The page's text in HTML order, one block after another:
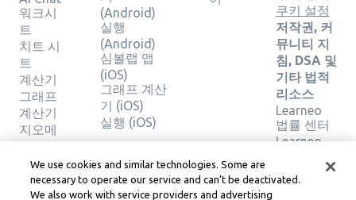
워크시
트
치트 시
트
계산기
그래프
계산기
지오메
트리 계
산기
솔루션
확인
(Android)
실행
(Android)
심볼랩 앱
(iOS)
그래프 계산
기 (iOS)
실행 (iOS)
쿠키 설정
저작권, 커
뮤니티 지
침, DSA 및
기타 법적
리소스
Learneo
법률 센터
Learneo
We use cookies and similar technologies. Some are
necessary to operate our service and can’t be deactivated.
We also work with service providers and advertising